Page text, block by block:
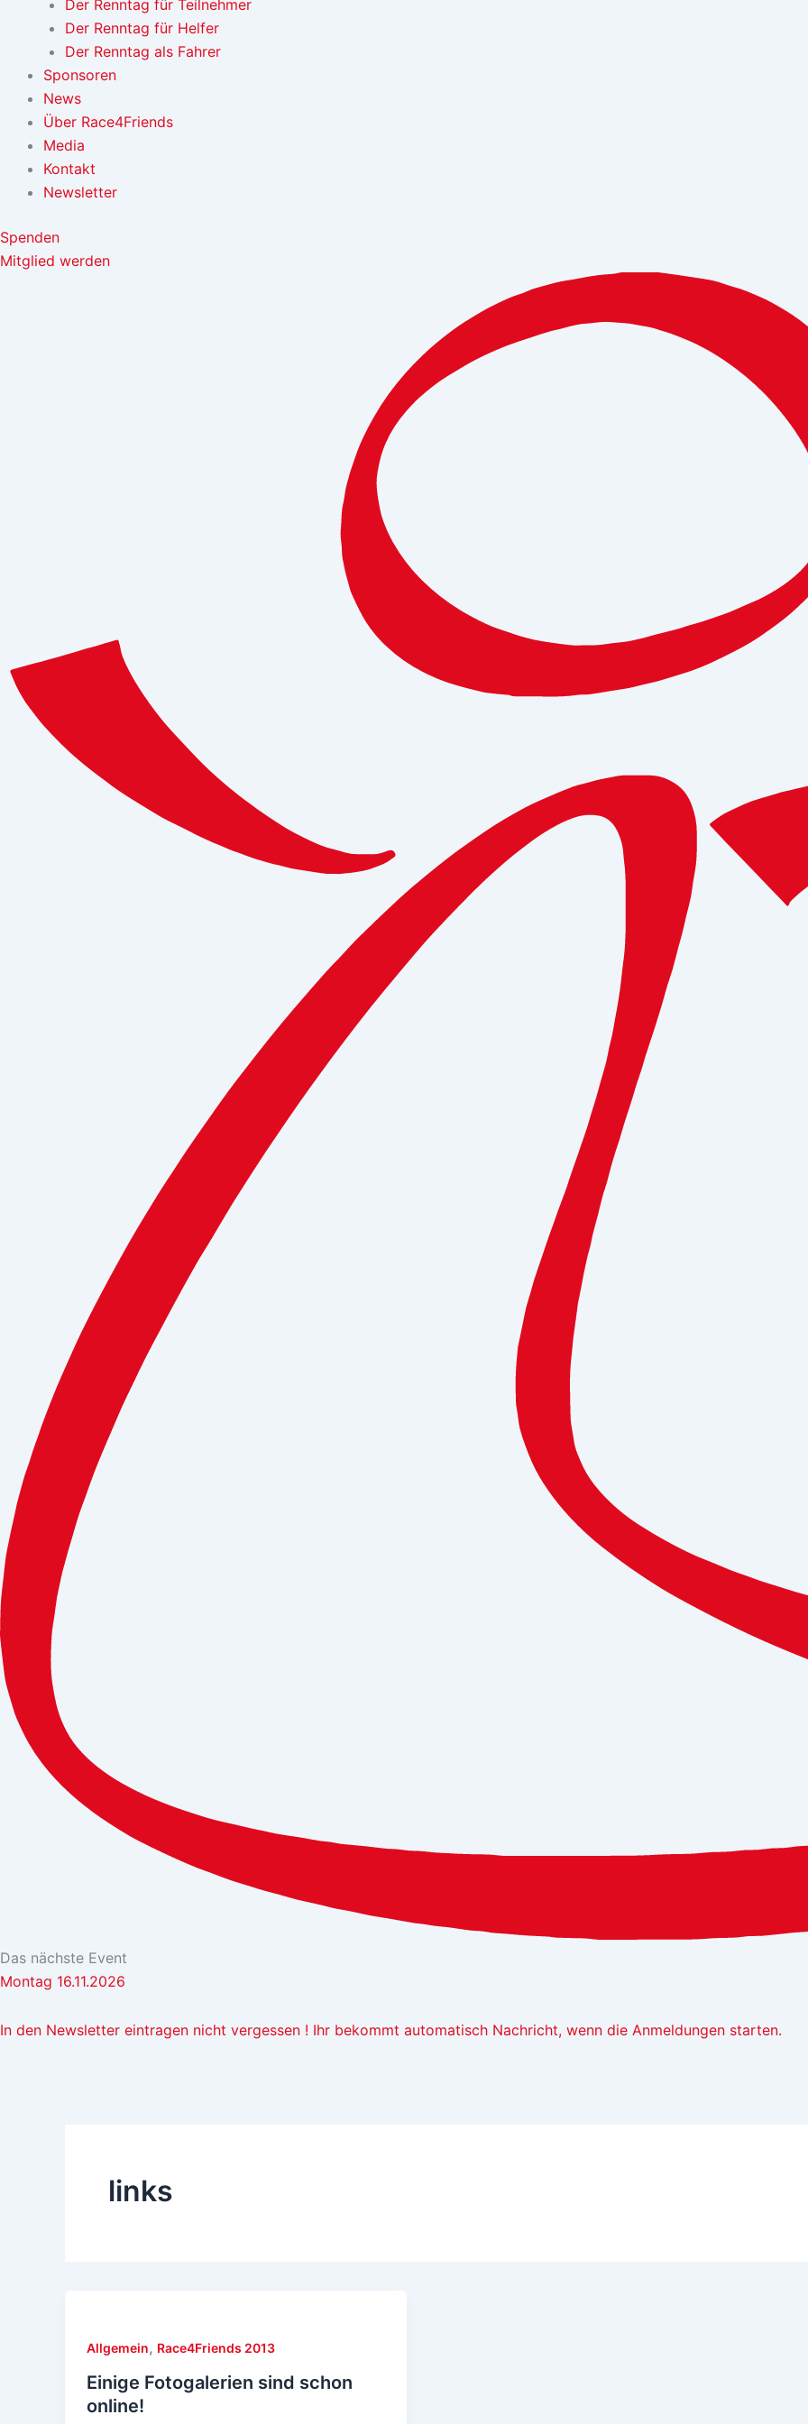
Der Renntag für Teilnehmer
Der Renntag für Helfer
Der Renntag als Fahrer
Sponsoren
News
Über Race4Friends
Media
Kontakt
Newsletter
Spenden
Mitglied werden
Das nächste Event
Montag 16.11.2026
In den Newsletter eintragen nicht vergessen ! Ihr bekommt automatisch Nachricht, wenn die Anmeldungen starten.
links
Allgemein, Race4Friends 2013
Einige Fotogalerien sind schon
online!